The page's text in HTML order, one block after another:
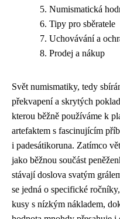
Numismatická
Tipy pro sběratele
Uchovávání a
Prodej a nákup
Svět numismatiky, tedy
překvapení a skrytých
kterou běžně používáme k
artefaktem s fascinujícím
i padesátikoruna. Zatímco
jako běžnou součást
stávají doslova svatým
se jedná o specifické
kusy s nízkým nákladem,